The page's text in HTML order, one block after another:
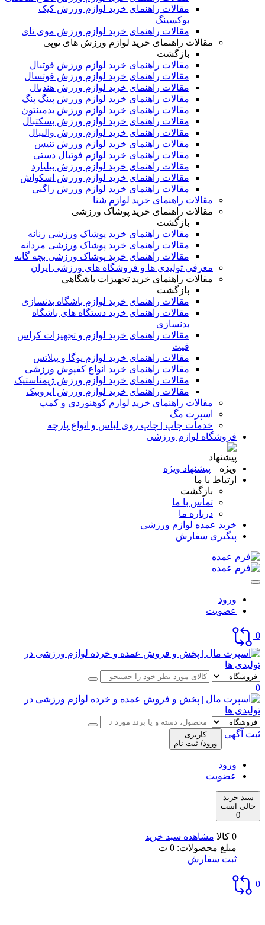
مقالات راهنمای خرید لوازم ورزش کیک
بوکسینگ
مقالات راهنمای خرید لوازم ورزش موی تای
مقالات راهنمای خرید لوازم ورزش های توپی
بازگشت
مقالات راهنمای خرید لوازم ورزش فوتبال
مقالات راهنمای خرید لوازم ورزش فوتسال
مقالات راهنمای خرید لوازم ورزش هندبال
مقالات راهنمای خرید لوازم ورزش پینگ پنگ
مقالات راهنمای خرید لوازم ورزش بدمینتون
مقالات راهنمای خرید لوازم ورزش بسکتبال
مقالات راهنمای خرید لوازم ورزش والیبال
مقالات راهنمای خرید لوازم ورزش تنیس
مقالات راهنمای خرید لوازم فوتبال دستی
مقالات راهنمای خرید لوازم ورزش بیلیارد
مقالات راهنمای خرید لوازم ورزش اسکواش
مقالات راهنمای خرید لوازم ورزش راگبی
مقالات راهنمای خرید لوازم شنا
مقالات راهنمای خرید پوشاک ورزشی
بازگشت
مقالات راهنمای خرید پوشاک ورزشی زنانه
مقالات راهنمای خرید پوشاک ورزشی مردانه
مقالات راهنمای خرید پوشاک ورزشی بچه گانه
معرفی تولیدی ها و فروشگاه های ورزشی ایران
مقالات راهنمای خرید تجهیزات باشگاهی
بازگشت
مقالات راهنمای خرید لوازم باشگاه بدنسازی
مقالات راهنمای خرید دستگاه های باشگاه
بدنسازی
مقالات راهنمای خرید لوازم و تجهیزات کراس
فیت
مقالات راهنمای خرید لوازم یوگا و پیلاتس
مقالات راهنمای خرید انواع کفپوش ورزشی
مقالات راهنمای خرید لوازم ورزش ژیمناستیک
مقالات راهنمای خرید لوازم ورزش ایروبیک
مقالات راهنمای خرید لوازم کوهنوردی و کمپ
اسپرت مگ
خدمات چاپ | چاپ روی لباس و انواع پارچه
فروشگاه لوازم ورزشی
پیشنهاد ویژه
ارتباط با ما
بازگشت
تماس با ما
درباره ما
خرید عمده لوازم ورزشی
پیگیری سفارش
ورود
عضویت
0
0
ثبت آگهی
کاربری
ورود/ ثبت نام
ورود
عضویت
سبد خرید
خالی است
0
0 کالا
مشاهده سبد خرید
مبلغ محصولات: 0 ت
ثبت سفارش
0